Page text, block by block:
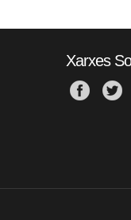
Xarxes